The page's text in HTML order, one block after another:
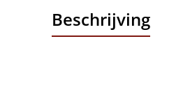
Beschrijving